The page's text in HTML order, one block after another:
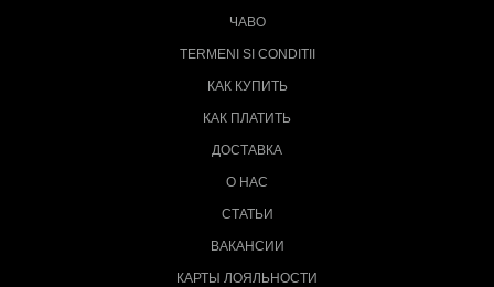
ЧАВО
TERMENI SI CONDITII
КАК КУПИТЬ
КАК ПЛАТИТЬ
ДОСТАВКА
О НАС
СТАТЬИ
ВАКАНСИИ
КАРТЫ ЛОЯЛЬНОСТИ